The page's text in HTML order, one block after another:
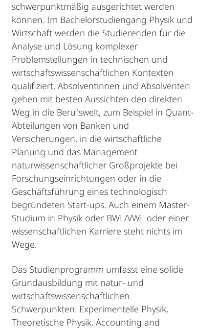
schwerpunktmäßig ausgerichtet werden
können. Im Bachelorstudiengang Physik und
Wirtschaft werden die Studierenden für die
Analyse und Lösung komplexer
Problemstellungen in technischen und
wirtschaftswissenschaftlichen Kontexten
qualifiziert. Absolventinnen und Absolventen
gehen mit besten Aussichten den direkten
Weg in die Berufswelt, zum Beispiel in Quant-
Abteilungen von Banken und
Versicherungen, in die wirtschaftliche
Planung und das Management
naturwissenschaftlicher Großprojekte bei
Forschungseinrichtungen oder in die
Geschäftsführung eines technologisch
begründeten Start-ups. Auch einem Master-
Studium in Physik oder BWL/VWL oder einer
wissenschaftlichen Karriere steht nichts im
Wege.
Das Studienprogramm umfasst eine solide
Grundausbildung mit natur- und
wirtschaftswissenschaftlichen
Schwerpunkten: Experimentelle Physik,
Theoretische Physik, Accounting and